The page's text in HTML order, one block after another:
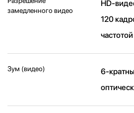
замедленного видео
HD-
120
Зум (видео)
6-